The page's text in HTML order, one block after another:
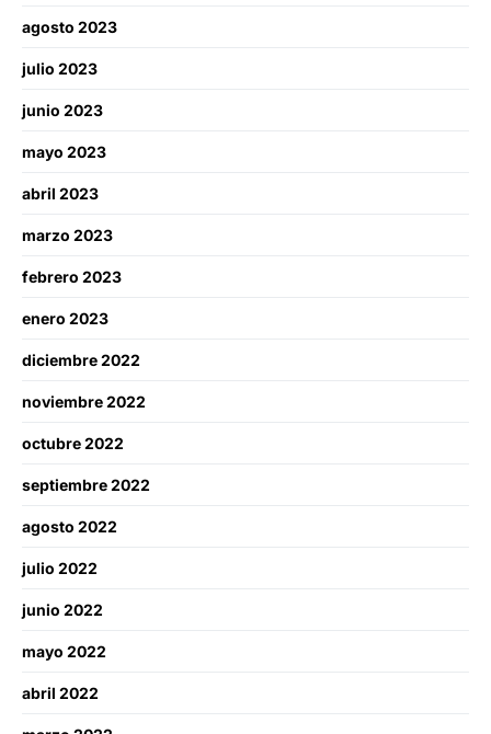
agosto 2023
julio 2023
junio 2023
mayo 2023
abril 2023
marzo 2023
febrero 2023
enero 2023
diciembre 2022
noviembre 2022
octubre 2022
septiembre 2022
agosto 2022
julio 2022
junio 2022
mayo 2022
abril 2022